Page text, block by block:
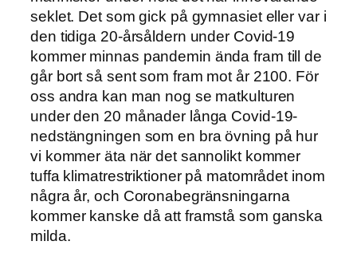
seklet. Det som gick på gymnasiet eller var i
den tidiga 20-årsåldern under Covid-19
kommer minnas pandemin ända fram till de
går bort så sent som fram mot år 2100. För
oss andra kan man nog se matkulturen
under den 20 månader långa Covid-19-
nedstängningen som en bra övning på hur
vi kommer äta när det sannolikt kommer
tuffa klimatrestriktioner på matområdet inom
några år, och Coronabegränsningarna
kommer kanske då att framstå som ganska
milda.